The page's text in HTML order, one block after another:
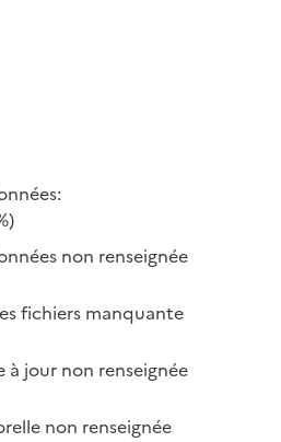
non renseignée
fichiers manquante
à jour non renseignée
non renseignée